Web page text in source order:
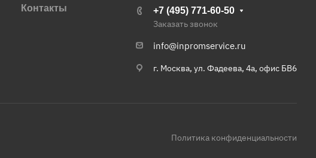
Контакты +7 (495) 771-60-50
Заказать звонок
info@inpromservice.ru
г. Москва, ул. Фадеева, 4а, офис БВ6
Политика конфиденциальности